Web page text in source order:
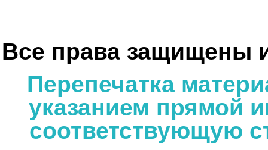
Все права защищены
Перепечатка
указанием прямой
соответствующую